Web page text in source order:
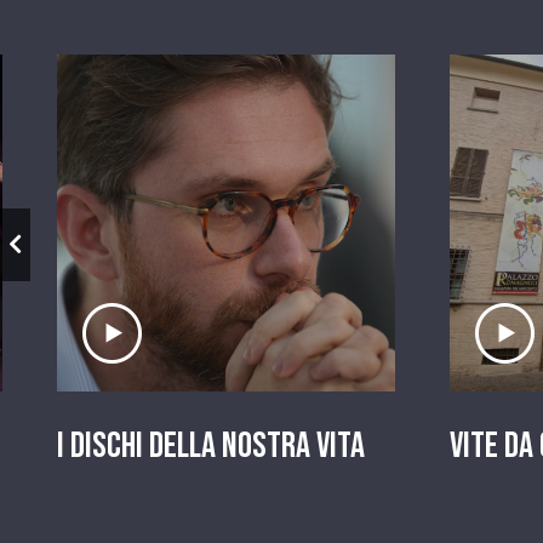
Ascolta il servizio
I dischi della nostra vita Vite